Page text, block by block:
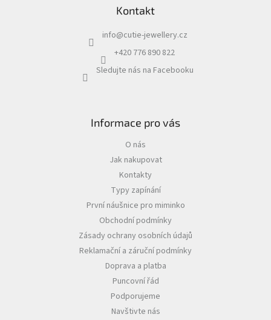
Kontakt
info@cutie-jewellery.cz
+420 776 890 822
Sledujte nás na Facebooku
Informace pro vás
O nás
Jak nakupovat
Kontakty
Typy zapínání
První náušnice pro miminko
Obchodní podmínky
Zásady ochrany osobních údajů
Reklamační a záruční podmínky
Doprava a platba
Puncovní řád
Podporujeme
Navštivte nás